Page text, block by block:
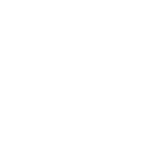
des cookies